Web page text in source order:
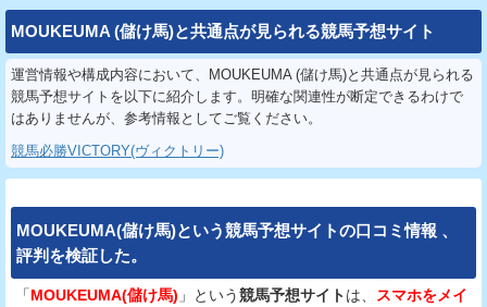
MOUKEUMA (儲け馬)と共通点が見られる競馬予想サイト
運営情報や構成内容において、MOUKEUMA (儲け馬)と共通点が見られる
競馬予想サイトを以下に紹介します。明確な関連性が断定できるわけで
はありませんが、参考情報としてご覧ください。
競馬必勝VICTORY(ヴィクトリー)
MOUKEUMA(儲け馬)という競馬予想サイトの口コミ情報 、
評判 を検証した。
「MOUKEUMA(儲け馬) 」という競馬予想サイトは、
スマホをメイ